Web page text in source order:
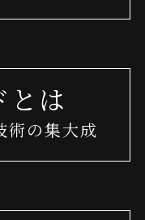
とは
術の集大成